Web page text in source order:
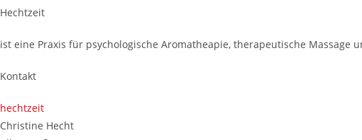
Hechtzeit
ist eine Praxis für psychologische Aromatheapie, therapeutische Massage
Kontakt
hechtzeit
Christine Hecht